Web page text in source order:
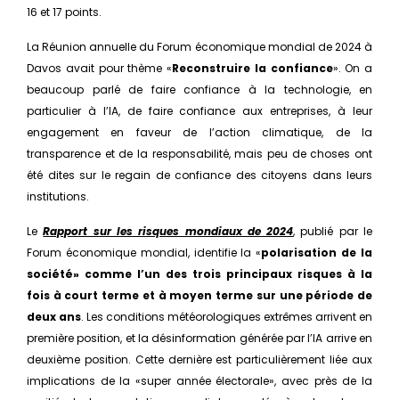
16 et 17 points.
La Réunion annuelle du Forum économique mondial de 2024 à
Davos avait pour thème «Reconstruire la confiance». On a
beaucoup parlé de faire confiance à la technologie, en
particulier à l’IA, de faire confiance aux entreprises, à leur
engagement en faveur de l’action climatique, de la
transparence et de la responsabilité, mais peu de choses ont
été dites sur le regain de confiance des citoyens dans leurs
institutions.
LeRapport sur les risques mondiaux de 2024, publié par le
Forum économique mondial, identifie la «polarisation de la
société» comme l’un des trois principaux risques à la
fois à court terme et à moyen terme sur une période de
deux ans. Les conditions météorologiques extrêmes arrivent en
première position, et la désinformation générée par l’IA arrive en
deuxième position. Cette dernière est particulièrement liée aux
implications de la «super année électorale», avec près de la